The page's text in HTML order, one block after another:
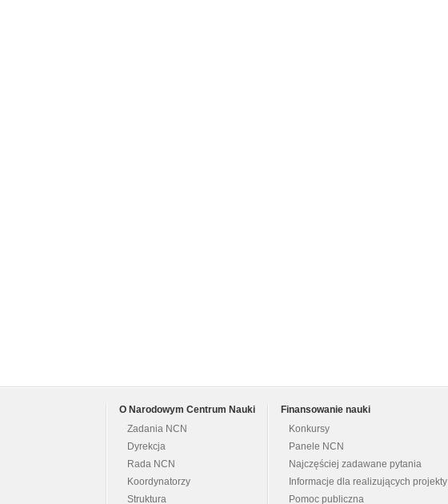
O Narodowym Centrum Nauki
Zadania NCN
Dyrekcja
Rada NCN
Koordynatorzy
Struktura
Finansowanie nauki
Konkursy
Panele NCN
Najczęściej zadawane pytania
Informacje dla realizujących projekty
Pomoc publiczna